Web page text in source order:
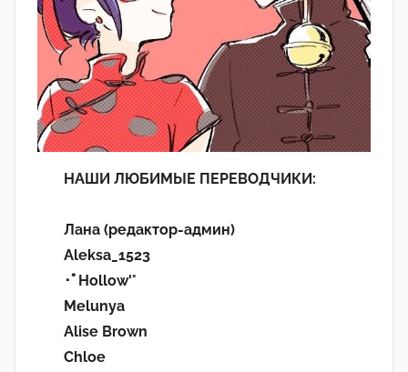
НАШИ ЛЮБИМЫЕ ПЕРЕВОДЧИКИ:
Лана (редактор-админ)
Aleksa_1523
･ﾟHollow'°
Melunya
Alise Brown
Chloe